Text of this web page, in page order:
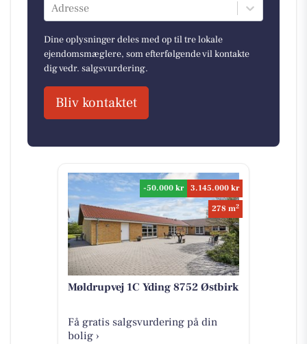
Adresse
Dine oplysninger deles med op til tre lokale
ejendomsmæglere, som efterfølgende vil kontakte
dig vedr. salgsvurdering.
Bliv kontaktet
-50.000 kr
3.145.000 kr
278 m2
Møldrupvej 1C Yding 8752 Østbirk
Få gratis salgsvurdering på din
bolig ›